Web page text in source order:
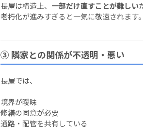
長屋は構造上、 一部だけ直すことが難しい
老朽化が進みすぎると一気に敬遠されます。
③ 隣家との関係が不透明・悪い
長屋では、
境界が曖昧
修繕の同意が必要
通路・配管を共有している